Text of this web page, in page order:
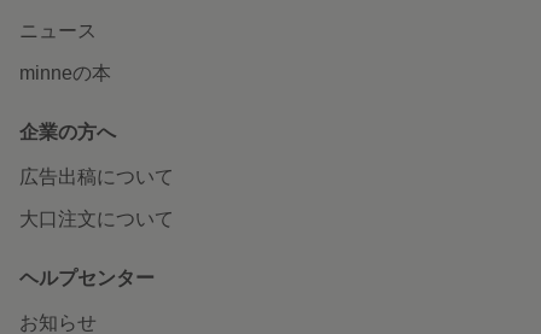
ニュース
minneの本
企業の方へ
広告出稿について
大口注文について
ヘルプセンター
お知らせ